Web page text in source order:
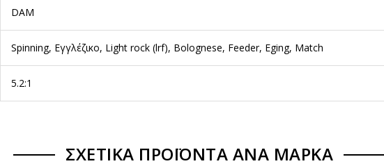
DAM
Spinning, Εγγλέζικο, Light rock (lrf), Bolognese, Feeder, Eging, Match
5.2:1
ΣΧΕΤΙΚΆ ΠΡΟΪΌΝΤΑ ΑΝΆ ΜΆΡΚΑ